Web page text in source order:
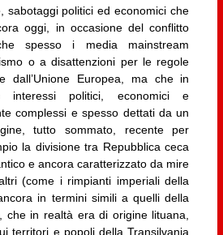
sabotaggi politici ed economici che
oggi, in occasione del conflitto
spesso i media mainstream
o a disattenzioni per le regole
dall’Unione Europea, ma che in
interessi politici, economici e
complessi e spesso dettati da un
tutto sommato, recente per
la divisione tra Repubblica ceca
e ancora caratterizzato da mire
(come i rimpianti imperiali della
in termini simili a quelli della
che in realtà era di origine lituana,
territori e popoli della Transilvania